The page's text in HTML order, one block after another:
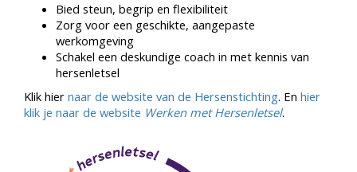
Bied steun, begrip en flexibiliteit
Zorg voor een geschikte, aangepaste
werkomgeving
Schakel een deskundige coach in met kennis van
hersenletsel
Klik hier naar de website van de Hersenstichting. En hier
klik je naar de website Werken met Hersenletsel.